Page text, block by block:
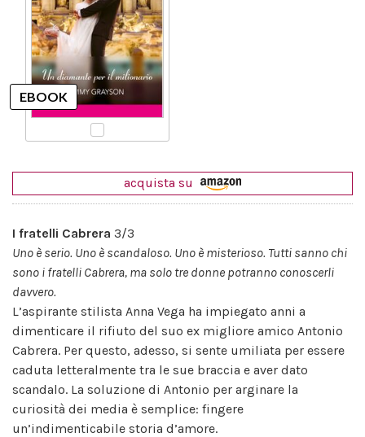
acquista su
I fratelli Cabrera 3/3
Uno è serio. Uno è scandaloso. Uno è misterioso. Tutti sanno chi
sono i fratelli Cabrera, ma solo tre donne potranno conoscerli
davvero.
L’aspirante stilista Anna Vega ha impiegato anni a
dimenticare il rifiuto del suo ex migliore amico Antonio
Cabrera. Per questo, adesso, si sente umiliata per essere
caduta letteralmente tra le sue braccia e aver dato
scandalo. La soluzione di Antonio per arginare la
curiosità dei media è semplice: fingere
un’indimenticabile storia d’amore.